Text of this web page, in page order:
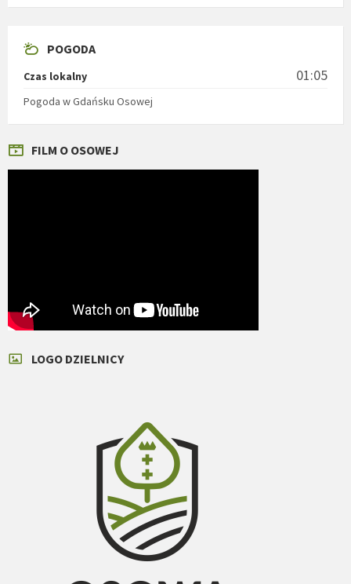
POGODA
Czas lokalny 01:05
Pogoda w Gdańsku Osowej
FILM O OSOWEJ
LOGO DZIELNICY